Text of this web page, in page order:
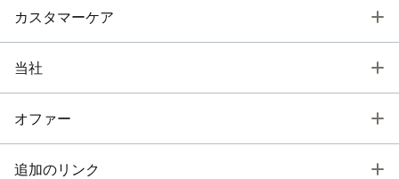
カスタマーケア
当社
オファー
追加のリンク